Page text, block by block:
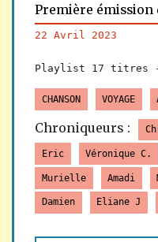
Première émission
22 Avril 2023
Playlist 17 titres
CHANSON VOYAGE
Chroniqueurs :
Eric Véronique C.
Murielle Amadi
Damien Eliane J